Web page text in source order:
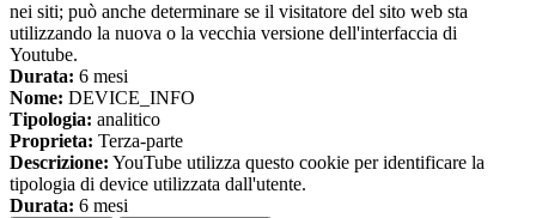
nei siti; può anche determinare se il visitatore del sito web sta
utilizzando la nuova o la vecchia versione dell'interfaccia di
Youtube.
Durata: 6 mesi
Nome: DEVICE_INFO
Tipologia: analitico
Proprieta: Terza-parte
Descrizione: YouTube utilizza questo cookie per identificare la
tipologia di device utilizzata dall'utente.
Durata: 6 mesi